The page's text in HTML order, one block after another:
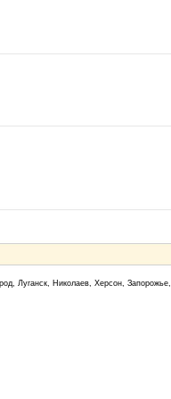
Луганск, Николаев, Херсон, Запорожье,